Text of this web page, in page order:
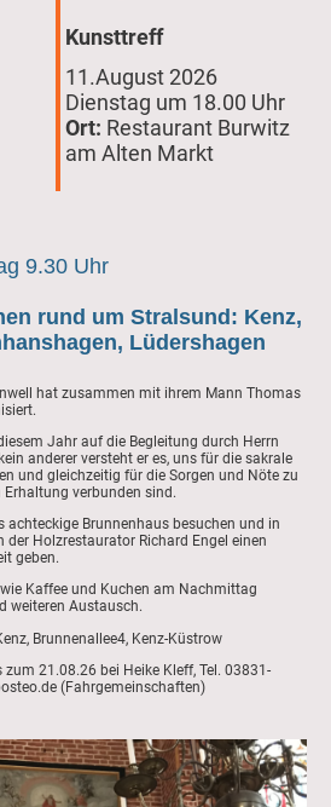
Kunsttreff
11.August 2026
Dienstag um 18.00 Uhr
Ort: Restaurant Burwitz
am Alten Markt
9.30 Uhr
rund um Stralsund: Kenz,
Lüdershagen
hat zusammen mit ihrem Mann Thomas
Jahr auf die Begleitung durch Herrn
anderer versteht er es, uns für die sakrale
und gleichzeitig für die Sorgen und Nöte zu
verbunden sind.
achteckige Brunnenhaus besuchen und in
der Holzrestaurator Richard Engel einen
geben.
Kaffee und Kuchen am Nachmittag
weiteren Austausch.
Brunnenallee4, Kenz-Küstrow
21.08.26 bei Heike Kleff, Tel. 03831-
(Fahrgemeinschaften)